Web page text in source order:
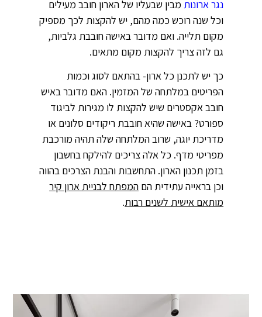
נגר ארונות מבין שבעליו של הארון חובב מעילים
וכל שנה רוכש כמה מהם, יש להקצות לכך מספיק
מקום תלייה. ואם מדובר באישה חובבת גלביות,
גם לזה צריך להקצות מקום מתאים.
כך יש לתכנן כל ארון- בהתאם לסוג וכמות
הפריטים במלתחה של המזמין. האם מדובר באיש
חובב אקסטרים שיש להקצות לו מגירות לביגוד
ספורט? באישה שהיא חובבת ריקודים סלונים או
מדריכת יוגה, שרוב המלתחה שלה תהיה מורכבת
מפריטי מדף. כל אלה צריכים להילקח בחשבון
בזמן תכנון הארון. התחשבות והבנת הצרכים בהווה
וכן בראייה עתידית הם המפתח לבניית ארון קיר
מותאם אישית לשנים רבות.